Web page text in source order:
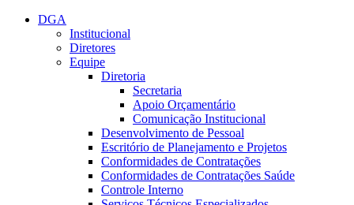
Conteúdo principal
DGA
Institucional
Diretores
Equipe
Diretoria
Secretaria
Apoio Orçamentário
Comunicação Institucional
Desenvolvimento de Pessoal
Escritório de Planejamento e Projetos
Conformidades de Contratações
Conformidades de Contratações Saúde
Controle Interno